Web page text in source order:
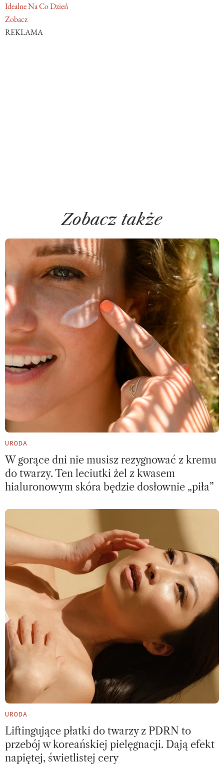
Idealne Na Co Dzień
Zobacz
REKLAMA
Zobacz także
URODA
W gorące dni nie musisz rezygnować z kremu
do twarzy. Ten leciutki żel z kwasem
hialuronowym skóra będzie dosłownie „piła”
URODA
Liftingujące płatki do twarzy z PDRN to
przebój w koreańskiej pielęgnacji. Dają efekt
napiętej, świetlistej cery